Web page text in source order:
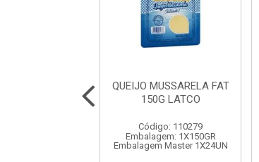
QUEIJO MUSSARELA FAT
150G LATCO
Código: 110279
Embalagem: 1X150GR
Embalagem Master 1X24UN